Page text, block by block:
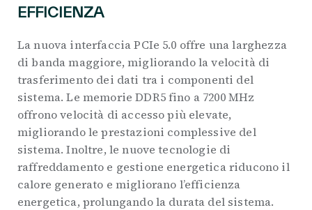
EFFICIENZA
La nuova interfaccia PCIe 5.0 offre una larghezza
di banda maggiore, migliorando la velocità di
trasferimento dei dati tra i componenti del
sistema. Le memorie DDR5 fino a 7200 MHz
offrono velocità di accesso più elevate,
migliorando le prestazioni complessive del
sistema. Inoltre, le nuove tecnologie di
raffreddamento e gestione energetica riducono il
calore generato e migliorano l’efficienza
energetica, prolungando la durata del sistema.